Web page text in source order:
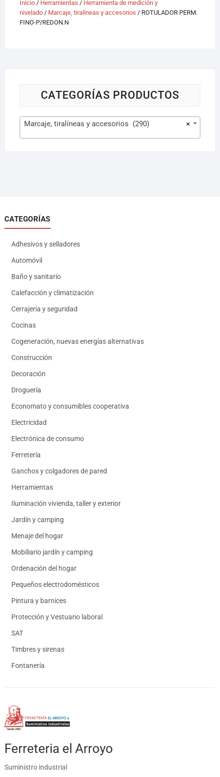
Inicio/ Herramientas / Herramienta de medición y
nivelado/ Marcaje, tiralíneas y accesorios / ROTULADOR PERM.
FINO-P/REDON.N
CATEGORÍAS PRODUCTOS
×
Marcaje, tiralíneas y accesorios (290)
CATEGORÍAS
Adhesivos y selladores
Automóvil
Baño y sanitario
Calefacción y climatización
Cerrajería y seguridad
Cocinas
Cogeneración, nuevas energías alternativas
Construcción
Decoración
Droguería
Economato y consumibles cooperativa
Electricidad
Electrónica de consumo
Ferretería
Ganchos y colgadores de pared
Herramientas
Iluminación vivienda, taller y exterior
Jardín y camping
Menaje del hogar
Mobiliario jardín y camping
Ordenación del hogar
Pequeños electrodomésticos
Pintura y barnices
Protección y Vestuario laboral
SAT
Timbres y sirenas
Fontanería
Ferreteria el Arroyo
Suministro industrial